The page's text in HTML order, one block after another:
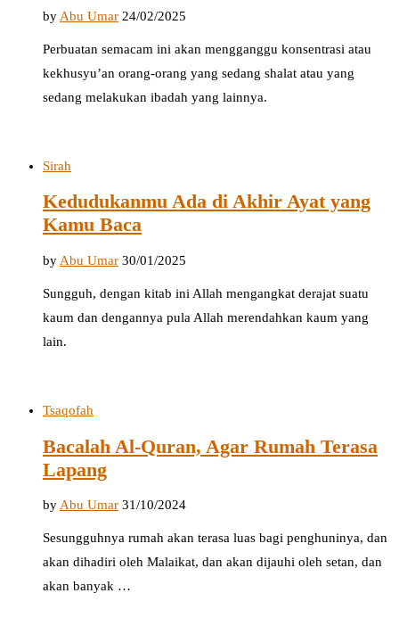
by Abu Umar 24/02/2025
Perbuatan semacam ini akan mengganggu konsentrasi atau
kekhusyu’an orang-orang yang sedang shalat atau yang
sedang melakukan ibadah yang lainnya.
Sirah
Kedudukanmu Ada di Akhir Ayat yang
Kamu Baca
by Abu Umar 30/01/2025
Sungguh, dengan kitab ini Allah mengangkat derajat suatu
kaum dan dengannya pula Allah merendahkan kaum yang
lain.
Tsaqofah
Bacalah Al-Quran, Agar Rumah Terasa
Lapang
byAbu Umar 31/10/2024
Sesungguhnya rumah akan terasa luas bagi penghuninya, dan
akan dihadiri oleh Malaikat, dan akan dijauhi oleh setan, dan
akan banyak …